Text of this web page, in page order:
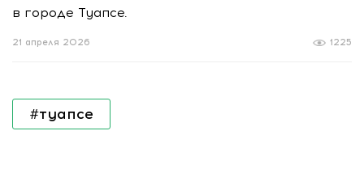
в городе Туапсе.
1225
21 апреля 2026
#туапсе